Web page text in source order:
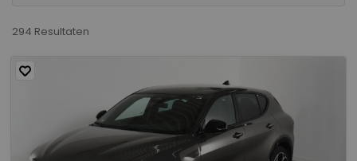
294 Resultaten